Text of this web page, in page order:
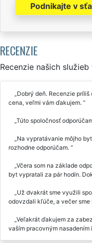
Podnikajte v
RECENZIE
Recenzie našich
Dobrý deň. Recenzie
cena, veľmi vám ďakujem.
Túto spoločnosť
Na vypratávanie môjho
rozhodne odporúčam.
Včera som na základe
byt vypratali za pár hodín.
Už dvakrát sme využili
odovzdali kľúče, a večer
Veľakrát ďakujem za
vaším pracovným